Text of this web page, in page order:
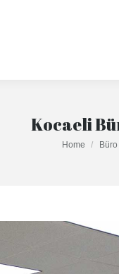
Kocaeli
You are here:
Home